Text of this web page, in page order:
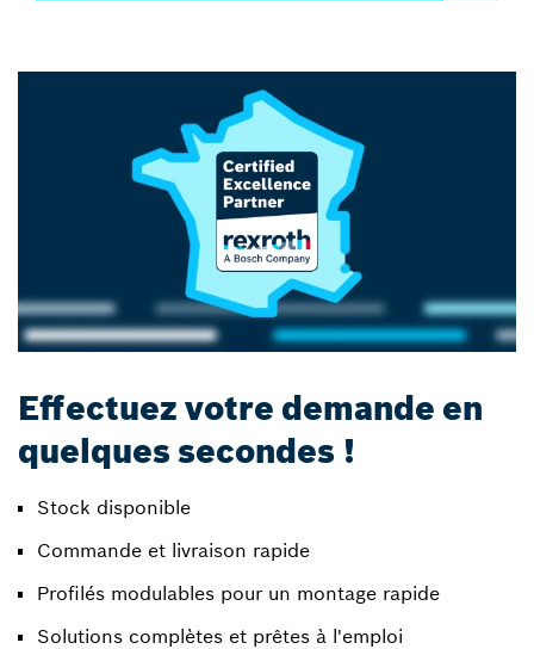
Effectuez votre demande en
quelques secondes !
Stock disponible
Commande et livraison rapide
Profilés modulables pour un montage rapide
Solutions complètes et prêtes à l'emploi